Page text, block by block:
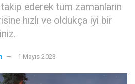
takip ederek tüm zamanların
hızlı ve oldukça iyi bir
1 Mayıs 2023